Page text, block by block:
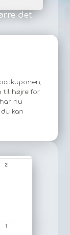
til højre for
nu
kan
det